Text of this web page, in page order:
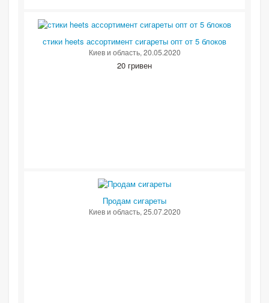
стики heets ассортимент сигареты опт от 5 блоков
Киев и область, 20.05.2020
20 гривен
Продам сигареты
Киев и область, 25.07.2020